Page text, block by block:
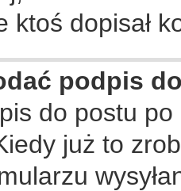
ktoś dopisał
podpis
do postu
już to